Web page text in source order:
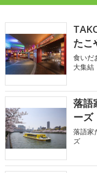
たこ
食いだ
大集結
落語
ーズ
落語家
ズ